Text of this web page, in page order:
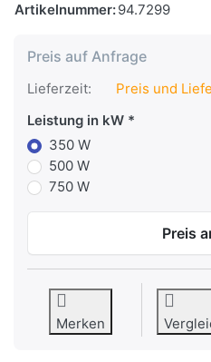
Artikelnummer:94.7299
Preis auf Anfrage
Lieferzeit:
Preis und
Leistung in kW
350 W
500 W
750 W
Preis
Merken